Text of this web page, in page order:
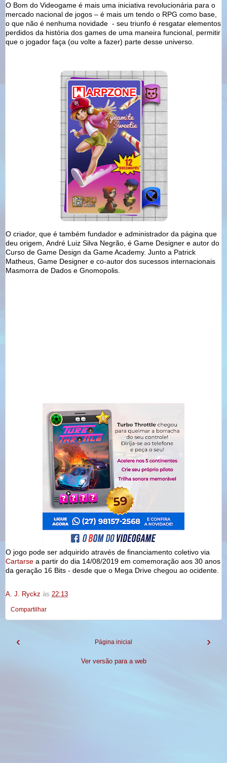
O Bom do Videogame é mais uma iniciativa revolucionária para o
mercado nacional de jogos – é mais um tendo o RPG como base,
o que não é nenhuma novidade - seu triunfo é resgatar elementos
perdidos da história dos games de uma maneira funcional, permitir
que o jogador faça (ou volte a fazer) parte desse universo.
O criador, que é também fundador e administrador da página que
deu origem, André Luiz Silva Negrão, é Game Designer e autor do
Curso de Game Design da Game Academy. Junto a Patrick
Matheus, Game Designer e co-autor dos sucessos internacionais
Masmorra de Dados e Gnomopolis.
O jogo pode ser adquirido através de financiamento coletivo via
Cartarse a partir do dia 14/08/2019 em comemoração aos 30 anos
da geração 16 Bits - desde que o Mega Drive chegou ao ocidente.
A. J. Ryckz às 22:13
Compartilhar
‹ ›
Página inicial
Ver versão para a web